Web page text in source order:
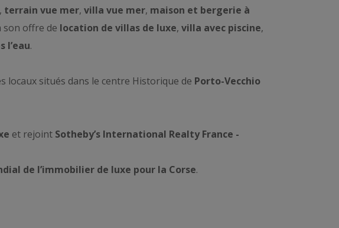
, terrain vue mer, villa vue mer, maison et bergerie à
son offre de location de villas de luxe, villa avec piscine,
l’eau.
locaux situés dans le centre Historique de Porto-Vecchio
et rejoint Sotheby’s International Realty France -
de l’immobilier de luxe pour la Corse.
Ajaccio, Calvi, l’île Rousse nous sélectionnons